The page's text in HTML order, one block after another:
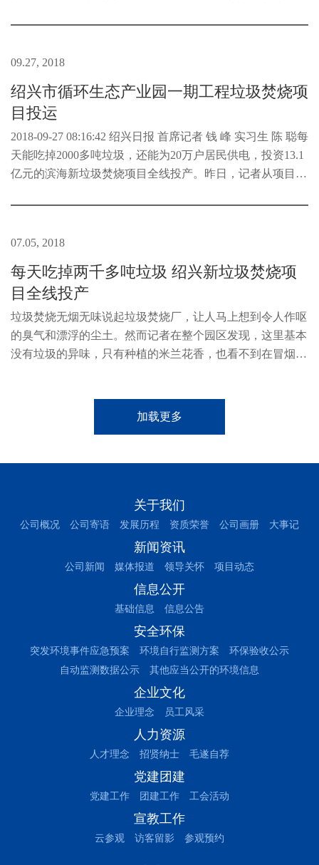
09.27, 2018
绍兴市循环生态产业园一期工程垃圾焚烧项
目投运
2018-09-27 08:16:42 绍兴日报 首席记者 钱 峰 实习生 陈 聪每
天能吃掉2000多吨垃圾，还能为20万户居民供电，投资13.1
亿元的滨海新垃圾焚烧项目全线投产。昨日，记者从项目现
07.05, 2018
每天吃掉两千多吨垃圾 绍兴新垃圾焚烧项
目全线投产
垃圾焚烧无烟无味说起垃圾焚烧厂，让人马上想到令人作呕
的臭气和漂浮的尘土。然而记者在整个园区发现，这里基本
没有垃圾的异味，只有种植的米兰花香，也看不到在冒烟的
加载更多
关于我们
公司概况 公司寄语 发展历程 资质荣誉 公司画册 大事记
新闻资讯
公司新闻 媒体报道 领导关怀 项目动态
信息公开
基础信息 信息公告
安全环保
突发环境事件应急预案 环境自行监测方案
环保验收公示
自动监测数据公示
其他应当公开的环境信息
企业文化
企业理念 员工风采
人力资源
人才理念 招贤纳士 毛遂自荐
党建团建
党建工作 团建工作 工会活动
宣教工作
云参观 访客留影 参观预约